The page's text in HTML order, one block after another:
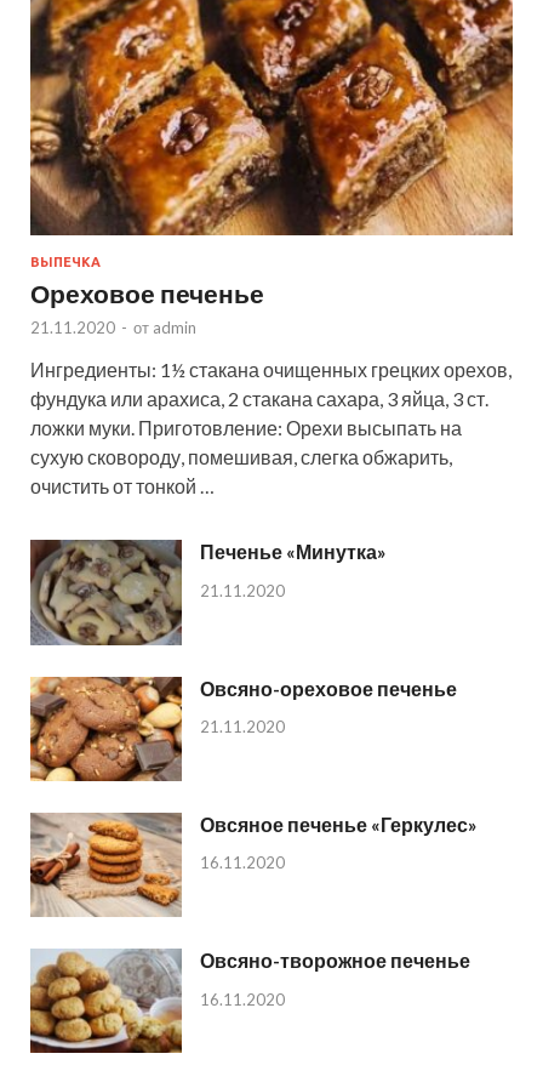
ВЫПЕЧКА
Ореховое печенье
21.11.2020 - от admin
Ингредиенты: 1½ стакана очищенных грецких орехов,
фундука или арахиса, 2 стакана сахара, 3 яйца, 3 ст.
ложки муки. Приготовление: Орехи высыпать на
сухую сковороду, помешивая, слегка обжарить,
очистить от тонкой …
Печенье «Минутка»
21.11.2020
Овсяно-ореховое печенье
21.11.2020
Овсяное печенье «Геркулес»
16.11.2020
Овсяно-творожное печенье
16.11.2020